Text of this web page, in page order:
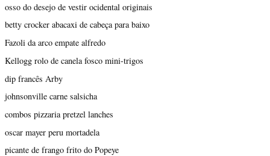
osso do desejo de vestir ocidental originais
betty crocker abacaxi de cabeça para baixo
Fazoli da arco empate alfredo
Kellogg rolo de canela fosco mini-trigos
dip francês Arby
johnsonville carne salsicha
combos pizzaria pretzel lanches
oscar mayer peru mortadela
picante de frango frito do Popeye